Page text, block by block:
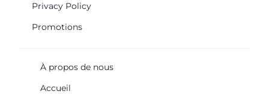
Privacy Policy
Promotions
À propos de nous
Accueil